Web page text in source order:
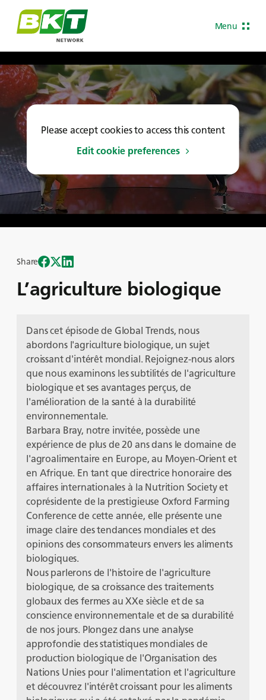
Menu
Please accept cookies to access this content
Edit cookie preferences
L’agriculture biologique
Share
Dans cet épisode de Global Trends, nous
abordons l'agriculture biologique, un sujet
croissant d'intérêt mondial. Rejoignez-nous alors
que nous examinons les subtilités de l'agriculture
biologique et ses avantages perçus, de
l'amélioration de la santé à la durabilité
environnementale.
Barbara Bray, notre invitée, possède une
expérience de plus de 20 ans dans le domaine de
l'agroalimentaire en Europe, au Moyen-Orient et
en Afrique. En tant que directrice honoraire des
affaires internationales à la Nutrition Society et
coprésidente de la prestigieuse Oxford Farming
Conference de cette année, elle présente une
image claire des tendances mondiales et des
opinions des consommateurs envers les aliments
biologiques.
Nous parlerons de l'histoire de l'agriculture
biologique, de sa croissance des traitements
globaux des fermes au XXe siècle et de sa
conscience environnementale et de sa durabilité
de nos jours. Plongez dans une analyse
approfondie des statistiques mondiales de
production biologique de l'Organisation des
Nations Unies pour l'alimentation et l'agriculture
et découvrez l'intérêt croissant pour les aliments